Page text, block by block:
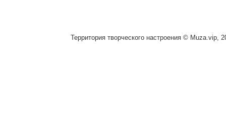
Территория творческого настроения © Muza.vip,